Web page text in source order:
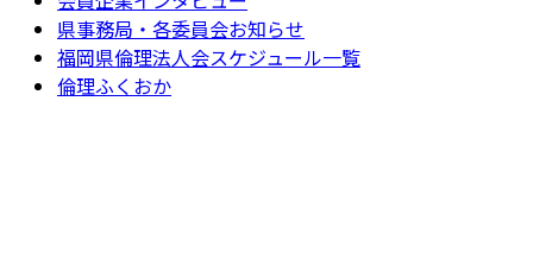
県事務局・各委員会お知らせ
福岡県倫理法人会スケジュール一覧
倫理ふくおか